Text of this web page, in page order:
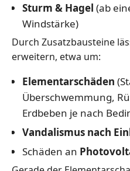
Sturm & Hagel (ab
Windstärke)
Durch Zusatzbausteine
erweitern, etwa um:
Elementarschäden
Überschwemmung,
Erdbeben je nach
Vandalismus nach
Schäden an